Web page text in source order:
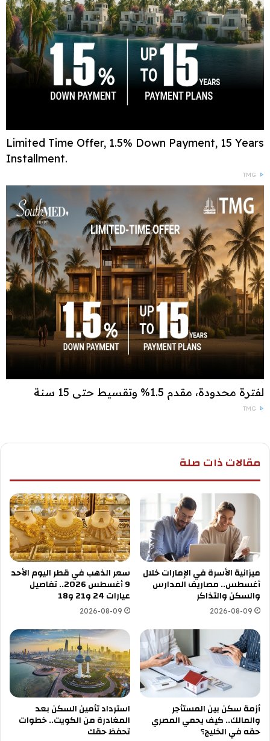
Limited Time Offer, 1.5% Down Payment, 15 Years
Installment.
TMG
لفترة محدودة، مقدم 1.5% وتقسيط حتى 15 سنة
TMG
مقالات ذات صلة
ميزانية الأسرة في الإمارات خلال
أغسطس.. مصاريف المدارس
والسكن والتذاكر
2026-08-09
سعر الذهب في قطر اليوم الأحد
9 أغسطس 2026.. تفاصيل
عيارات 24 و21 و18
2026-08-09
أزمة سكن بين المستأجر
والمالك.. كيف يحمي المصري
حقه في الخليج؟
استرداد تأمين السكن بعد
المغادرة من الكويت.. خطوات
تحفظ حقك